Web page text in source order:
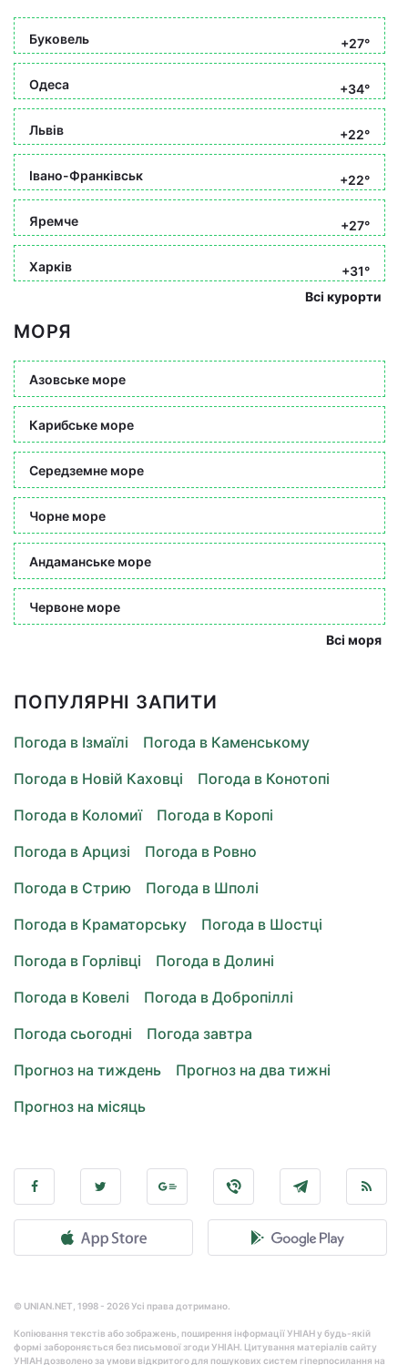
Буковель +27°
Одеса +34°
Львів +22°
Івано-Франківськ +22°
Яремче +27°
Харків
+31°
Всі курорти
МОРЯ
Азовське море
Карибське море
Середземне море
Чорне море
Андаманське море
Червоне море
Всі моря
ПОПУЛЯРНІ ЗАПИТИ
Погода в Ізмаїлі
Погода в Каменському
Погода в Новій Каховці
Погода в Конотопі
Погода в Коломиї
Погода в Коропі
Погода в Арцизі
Погода в Ровно
Погода в Стрию
Погода в Шполі
Погода в Краматорську
Погода в Шостці
Погода в Горлівці
Погода в Долині
Погода в Ковелі
Погода в Добропіллі
Погода сьогодні
Погода завтра
Прогноз на тиждень
Прогноз на два тижні
Прогноз на місяць
© UNIAN.NET, 1998 - 2026 Усі права дотримано.
Копіювання текстів або зображень, поширення інформації УНІАН у будь-якій
формі забороняється без письмової згоди УНІАН. Цитування матеріалів сайту
УНІАН дозволено за умови відкритого для пошукових систем гіперпосилання на